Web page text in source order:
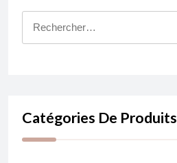
Catégories De Produits